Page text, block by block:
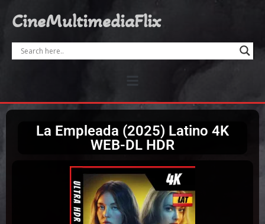
CineMultimediaFlix
La Empleada (2025) Latino 4K
WEB-DL HDR